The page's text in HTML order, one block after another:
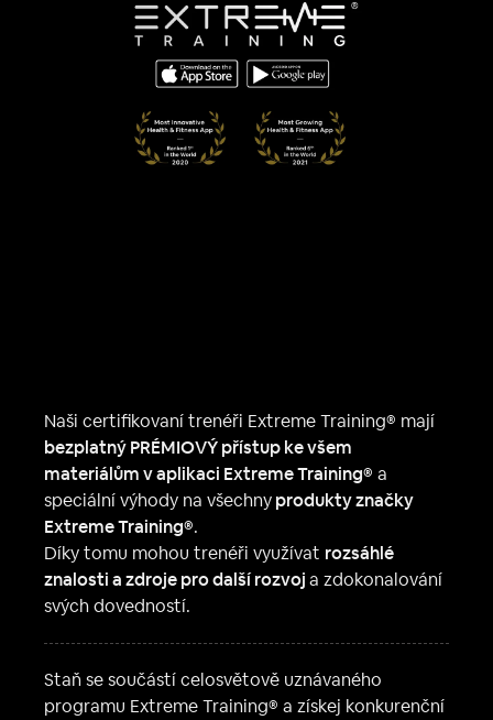
Naši certifikovaní trenéři Extreme Training® mají
bezplatný PRÉMIOVÝ přístup ke všem
materiálům v aplikaci Extreme Training® a
speciální výhody na všechnyprodukty značky
Extreme Training®.
Díky tomu mohou trenéři využívat rozsáhlé
znalosti a zdroje pro další rozvoja zdokonalování
svých dovedností.
Staň se součástí celosvětově uznávaného
programu Extreme Training® a získej konkurenční